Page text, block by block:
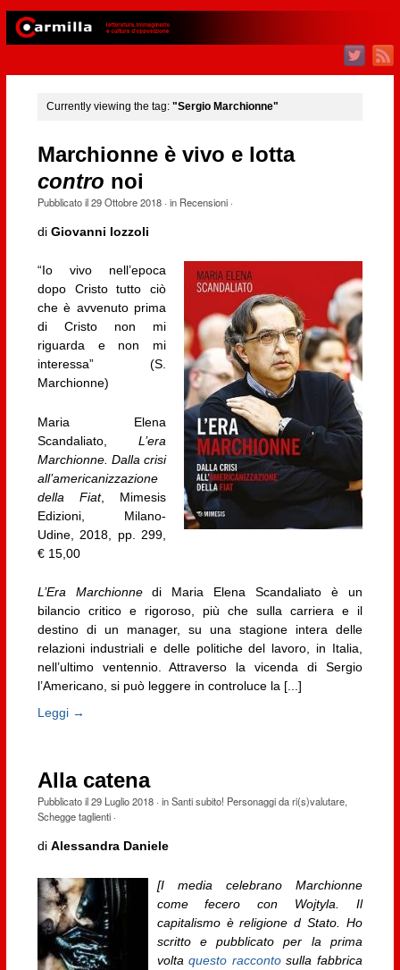
Currently viewing the tag: "Sergio Marchionne"
Marchionne è vivo e lotta
contro noi
Pubblicato il29 Ottobre 2018· in Recensioni·
di Giovanni Iozzoli
“Io vivo nell’epoca
dopo Cristo tutto ciò
che è avvenuto prima
di Cristo non mi
riguarda e non mi
interessa” (S.
Marchionne)
Maria Elena
Scandaliato,L’era
Marchionne. Dalla crisi
all’americanizzazione
della Fiat, Mimesis
Edizioni, Milano-
Udine, 2018, pp. 299,
€ 15,00
L’Era Marchionnedi Maria Elena Scandaliato è un
bilancio critico e rigoroso, più che sulla carriera e il
destino di un manager, su una stagione intera delle
relazioni industriali e delle politiche del lavoro, in Italia,
nell’ultimo ventennio. Attraverso la vicenda di Sergio
l’Americano, si può leggere in controluce la [...]
Leggi →
Alla catena
Pubblicato il29 Luglio 2018· inSanti subito! Personaggi da ri(s)valutare,
Schegge taglienti·
di Alessandra Daniele
[I media celebrano Marchionne
come fecero con Wojtyla. Il
capitalismo è religione d Stato. Ho
scritto e pubblicato per la prima
voltaquesto raccontosulla fabbrica